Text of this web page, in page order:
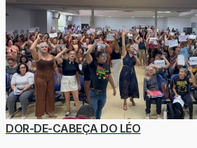
DOR-DE-CABEÇA DO LÉO